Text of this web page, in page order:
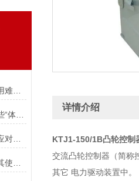
新手常遇到的电子凸轮控制器使用难题分析
电子凸轮控制器日常是需要做哪些“体检”
电子凸轮控制器出现故障现象的应对措施
详情介绍
KTJ1-150/1B凸轮控制
交流凸轮控制器（简称
其它 电力驱动装置中。